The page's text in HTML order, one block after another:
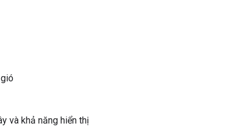
và khả năng hiển thị